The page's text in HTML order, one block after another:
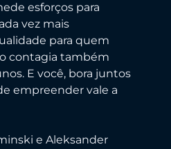
esforços para
vez mais
para quem
contagia também
E você, bora juntos
empreender vale a
e Aleksander